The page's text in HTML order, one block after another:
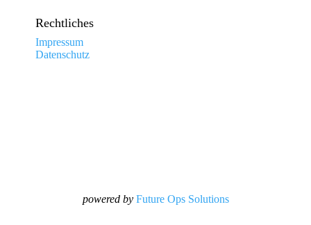
Rechtliches
Impressum
Datenschutz
powered by Future Ops Solutions